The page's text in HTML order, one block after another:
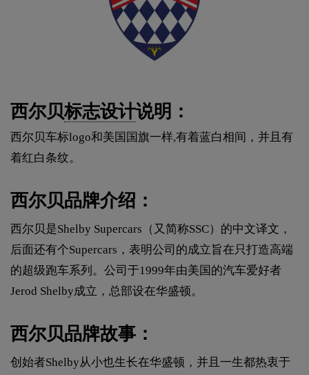
西尔贝标志设计说明：
西尔贝车标logo和美国国旗一样,有着蓝白相间，并且有
着红白条纹。
西尔贝品牌介绍：
西尔贝是Shelby Supercars（又简称SSC）的中文译文，
后面还有个Supercars，表明公司的成立旨在只打造高端
的超级跑车系列。公司于1999年由美国的汽车爱好者
Jerod Shelby成立，总部设在华盛顿。
西尔贝品牌故事：
创始者Shelby从小也生长在华盛顿，并且一生都热衷于